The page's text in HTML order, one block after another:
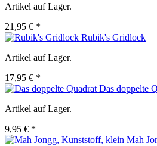
Artikel auf Lager.
21,95 € *
Rubik's Gridlock
Artikel auf Lager.
17,95 € *
Das doppelte
Artikel auf Lager.
9,95 € *
Mah